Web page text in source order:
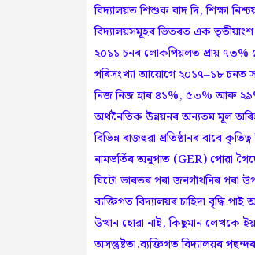
বিদ্যালয়ত শিশুক বাদ দি, শিক্ষা
বিদ্যালয়সমূহৰ ভিতৰত এক
২০১১ চনৰ লোকপিয়লত প্ৰায় ৭৩%
পৰিসংখ্যা আয়োগে ২০১৭–১৮
নিজ নিজ হাৰ ৪১%, ৫৩% আৰু
অৰ্থনৈতিক উন্নয়নৰ অন্যতম মূল
বিভিন্ন ৰাজহুৱা প্ৰতিষ্ঠানৰ বাবে
নামভৰ্তিৰ অনুপাত (GER) পোৱা
যিটো ভাৰতৰ পৰা জনগাঁথনিৰ পৰা
ব্যক্তিগত বিদ্যালয়ৰ চাহিদা বৃদ্ধি
উত্থান হোৱা নাই, কিছুমান লেখকে
অসন্তুষ্টতা,ব্যক্তিগত বিদ্যালয়ৰ